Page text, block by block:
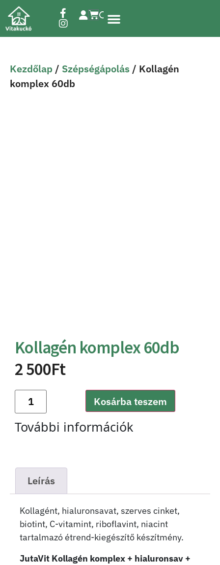
Kezdőlap / Szépségápolás / Kollagén
komplex 60db
Kollagén komplex 60db
2 500Ft
Kosárba teszem
További információk
Leírás
Kollagént, hialuronsavat, szerves cinket,
biotint, C-vitamint, riboflavint, niacint
tartalmazó étrend-kiegészítő készítmény.
JutaVit Kollagén komplex + hialuronsav +